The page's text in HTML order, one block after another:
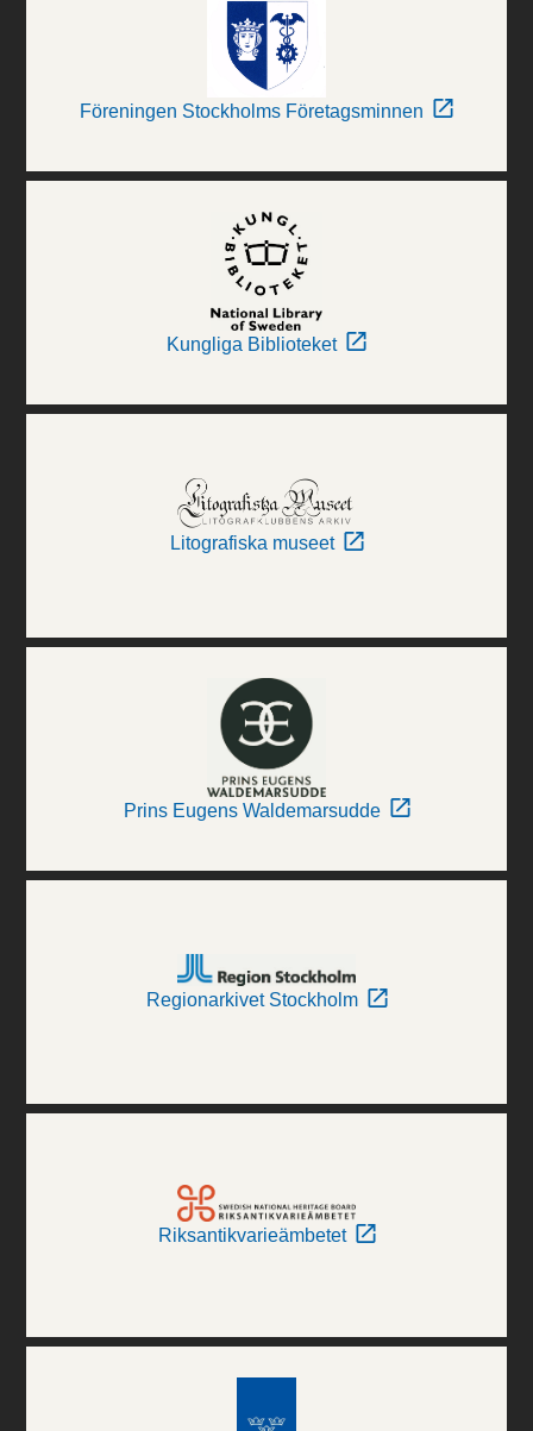
Föreningen Stockholms Företagsminnen
Kungliga Biblioteket
Litografiska museet
Prins Eugens Waldemarsudde
Regionarkivet Stockholm
Riksantikvarieämbetet